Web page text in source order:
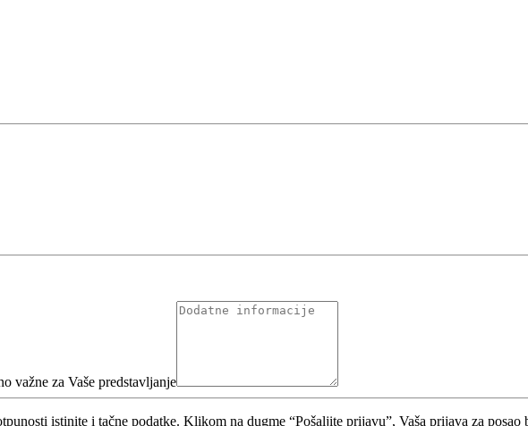
važne za Vaše predstavljanje
istinite i tačne podatke. Klikom na dugme “Pošaljite prijavu”, Vaša prijava za